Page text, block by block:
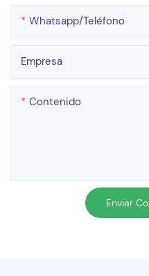
Whatsapp/teléfono
Empresa
Contenido
Enviar